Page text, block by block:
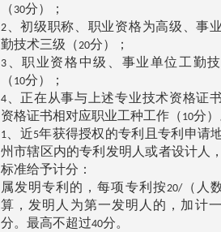
（ 30分）；
2 、初级职称、职业资格为高级、事
勤技术三级（20分）；
3 、职业资格中级、事业单位工勤
（ 10分）；
4 、正在从事与上述专业技术资格证
资格证书相对应职业工种工作（ 10分
1 、近5年获得授权的专利且专利申请
州市辖区内的专利发明人或者设计人
标准给予计分：
属发明专利的，每项专利按20/（人
算，发明人为第一发明人的，加计
分。最高不超过40分。